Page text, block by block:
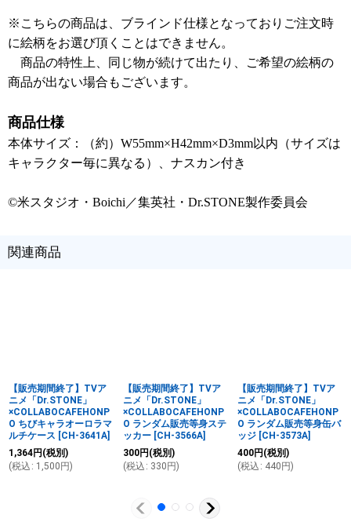
※こちらの商品は、ブラインド仕様となっておりご注文時
に絵柄をお選び頂くことはできません。
商品の特性上、同じ物が続けて出たり、ご希望の絵柄の
商品が出ない場合もございます。
商品仕様
本体サイズ：（約）W55mm×H42mm×D3mm以内（サイズは
キャラクター毎に異なる）、ナスカン付き
©米スタジオ・Boichi／集英社・Dr.STONE製作委員会
関連商品
【販売期間終了】TVア
ニメ「Dr.STONE」
×COLLABOCAFEHONP
O ちびキャラオーロラマ
ルチケース [CH-3641A]
1,364円 (税別)
(税込 : 1,500 円)
【販売期間終了】TVア
ニメ「Dr.STONE」
×COLLABOCAFEHONP
O ランダム販売等身ステ
ッカー [CH-3566A]
300円 (税別)
(税込 : 330 円)
【販売期間終了】TVア
ニメ「Dr.STONE」
×COLLABOCAFEHONP
O ランダム販売等身缶バ
ッジ [CH-3573A]
400円 (税別)
(税込 : 440 円)